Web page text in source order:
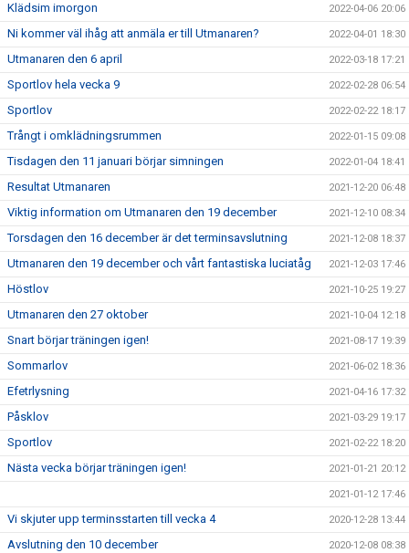
Klädsim imorgon 2022-04-06 20:06
Ni kommer väl ihåg att anmäla er till Utmanaren? 2022-04-01 18:30
Utmanaren den 6 april 2022-03-18 17:21
Sportlov hela vecka 9 2022-02-28 06:54
Sportlov 2022-02-22 18:17
Trångt i omklädningsrummen 2022-01-15 09:08
Tisdagen den 11 januari börjar simningen 2022-01-04 18:41
Resultat Utmanaren 2021-12-20 06:48
Viktig information om Utmanaren den 19 december 2021-12-10 08:34
Torsdagen den 16 december är det terminsavslutning 2021-12-08 18:37
Utmanaren den 19 december och vårt fantastiska luciatåg 2021-12-03 17:46
Höstlov 2021-10-25 19:27
Utmanaren den 27 oktober 2021-10-04 12:18
Snart börjar träningen igen! 2021-08-17 19:39
Sommarlov 2021-06-02 18:36
Efetrlysning 2021-04-16 17:32
Påsklov 2021-03-29 19:17
Sportlov 2021-02-22 18:20
Nästa vecka börjar träningen igen! 2021-01-21 20:12
2021-01-12 17:46
Vi skjuter upp terminsstarten till vecka 4 2020-12-28 13:44
Avslutning den 10 december 2020-12-08 08:38